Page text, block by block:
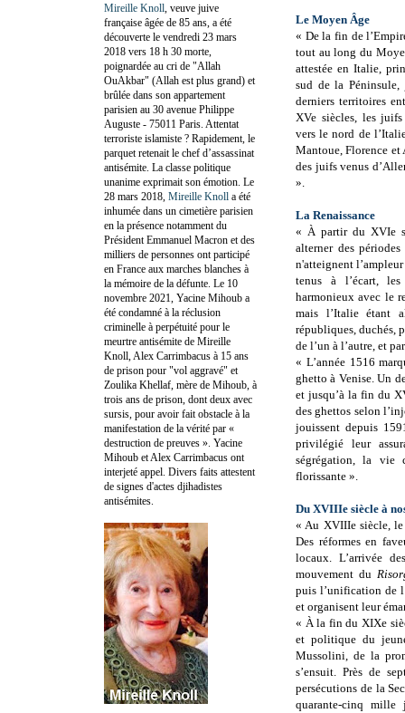
Le Moyen Âge
« De la fin de
tout au long du
attestée en Italie,
sud de la Péninsule,
derniers territoires
XVe siècles, les juifs
vers le nord de
Mantoue, Florence
des juifs venus
».
La Renaissance
« À partir du XVIe
alterner des
n'atteignent
tenus à l’écart,
harmonieux avec le
mais l’Italie étant
républiques, duchés,
de l’un à l’autre, et
« L’année 1516
ghetto à Venise. Un
et jusqu’à la fin du
des ghettos selon
jouissent depuis
privilégié leur
ségrégation, la vie
florissante ».
Du XVIIIe siècle à
« Au XVIIIe siècle,
Des réformes en
locaux. L’arrivée
mouvement du
puis l’unification de
et organisent leur
« À la fin du XIXe
et politique du
Mussolini, de la
s’ensuit. Près de
persécutions de la
quarante-cinq
Mireille Knoll , veuve juive
française âgée de 85 ans, a été
découverte le vendredi 23 mars
2018 vers 18 h 30 morte,
poignardée au cri de "Allah
OuAkbar" (Allah est plus grand) et
brûlée dans son appartement
parisien au 30 avenue Philippe
Auguste - 75011 Paris. Attentat
terroriste islamiste ? Rapidement, le
parquet retenait le chef d’assassinat
antisémite. La classe politique
unanime exprimait son émotion. Le
28 mars 2018, Mireille Knoll a été
inhumée dans un cimetière parisien
en la présence notamment du
Président Emmanuel Macron et des
milliers de personnes ont participé
en France aux marches blanches à
la mémoire de la défunte. Le 10
novembre 2021, Yacine Mihoub a
été condamné à la réclusion
criminelle à perpétuité pour le
meurtre antisémite de Mireille
Knoll, Alex Carrimbacus à 15 ans
de prison pour "vol aggravé" et
Zoulika Khellaf, mère de Mihoub, à
trois ans de prison, dont deux avec
sursis, pour avoir fait obstacle à la
manifestation de la vérité par «
destruction de preuves ». Yacine
Mihoub et Alex Carrimbacus ont
interjeté appel. Divers faits attestent
de signes d'actes djihadistes
antisémites.